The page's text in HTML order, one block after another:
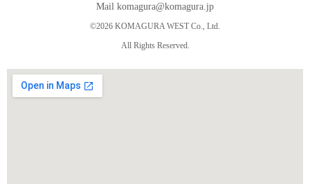
Mail komagura@komagura.jp
©2026 KOMAGURA WEST Co., Ltd.
All Rights Reserved.